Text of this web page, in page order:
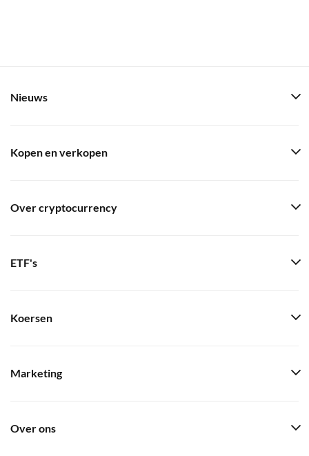
Nieuws
Kopen en verkopen
Over cryptocurrency
ETF's
Koersen
Marketing
Over ons